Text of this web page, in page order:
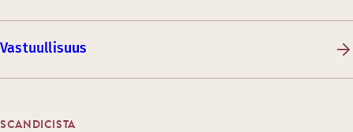
Vastuullisuus
SCANDICISTA